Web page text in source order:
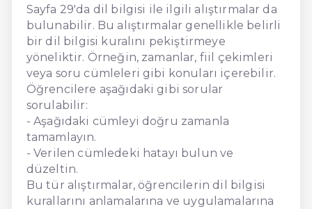
Sayfa 29'da dil bilgisi ile ilgili alıştırmalar da
bulunabilir. Bu alıştırmalar genellikle belirli
bir dil bilgisi kuralını pekiştirmeye
yöneliktir. Örneğin, zamanlar, fiil çekimleri
veya soru cümleleri gibi konuları içerebilir.
Öğrencilere aşağıdaki gibi sorular
sorulabilir:
- Aşağıdaki cümleyi doğru zamanla
tamamlayın.
- Verilen cümledeki hatayı bulun ve
düzeltin.
Bu tür alıştırmalar, öğrencilerin dil bilgisi
kurallarını anlamalarına ve uygulamalarına